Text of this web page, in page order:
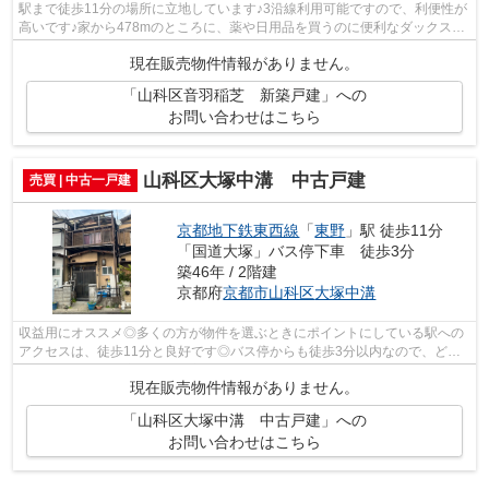
駅まで徒歩11分の場所に立地しています♪3沿線利用可能ですので、利便性が
高いです♪家から478mのところに、薬や日用品を買うのに便利なダックス山
科大塚店があります♪小学校が十分通学...
現在販売物件情報がありません。
「山科区音羽稲芝 新築戸建」への
お問い合わせはこちら
売買 | 中古一戸建 山科区大塚中溝 中古戸建
京都地下鉄東西線 「東野 」駅 徒歩11分
「国道大塚」バス停下車 徒歩3分
築46年 / 2階建
京都府京都市山科区大塚中溝
収益用にオススメ◎多くの方が物件を選ぶときにポイントにしている駅への
アクセスは、徒歩11分と良好です◎バス停からも徒歩3分以内なので、どこ
現在販売物件情報がありません。
「山科区大塚中溝 中古戸建」への
お問い合わせはこちら